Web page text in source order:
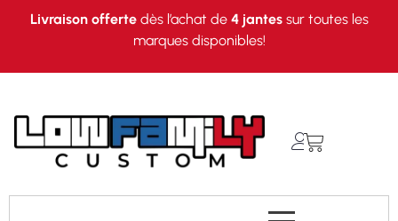
Livraison offertedès l’achat de 4 jantessur toutes les
marques disponibles!